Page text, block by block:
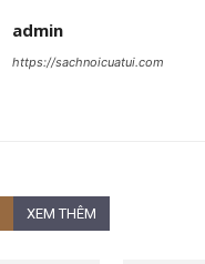
admin
https://sachnoicuatui.com
XEM THÊM